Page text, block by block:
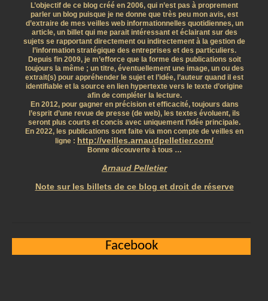
L’objectif de ce blog créé en 2006, qui n’est pas à proprement
parler un blog puisque je ne donne que très peu mon avis, est
d’extraire de mes veilles web informationnelles quotidiennes, un
article, un billet qui me parait intéressant et éclairant sur des
sujets se rapportant directement ou indirectement à la gestion de
l’information stratégique des entreprises et des particuliers.
Depuis fin 2009, je m’efforce que la forme des publications soit
toujours la même ; un titre, éventuellement une image, un ou des
extrait(s) pour appréhender le sujet et l’idée, l’auteur quand il est
identifiable et la source en lien hypertexte vers le texte d’origine
afin de compléter la lecture.
En 2012, pour gagner en précision et efficacité, toujours dans
l’esprit d’une revue de presse (de web), les textes évoluent, ils
seront plus courts et concis avec uniquement l’idée principale.
En 2022, les publications sont faite via mon compte de veilles en
ligne : http://veilles.arnaudpelletier.com/
Bonne découverte à tous …
Arnaud Pelletier
Note sur les billets de ce blog et droit de réserve
Facebook